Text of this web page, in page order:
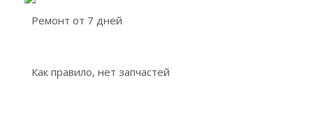
Ремонт от 7 дней
Как правило, нет запчастей